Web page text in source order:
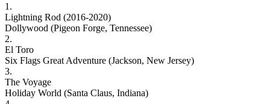
1.
Lightning Rod (2016-2020)
Dollywood (Pigeon Forge, Tennessee)
2.
El Toro
Six Flags Great Adventure (Jackson, New Jersey)
3.
The Voyage
Holiday World (Santa Claus, Indiana)